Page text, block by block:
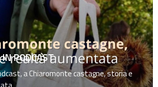
PODCAST
a Chiaromonte castagne, storia e